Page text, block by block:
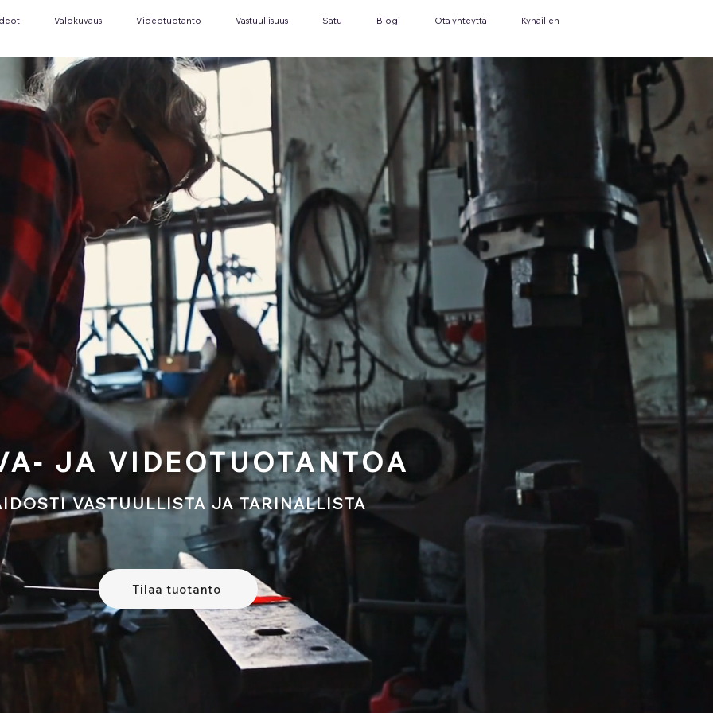
Valokuvaus Videotuotanto Vastuullisuus Satu Blogi Ota yhteyttä Kynäillen
JA VIDEOTUOTANTOA
VASTUULLISTA JA TARINALLISTA
Tilaa tuotanto